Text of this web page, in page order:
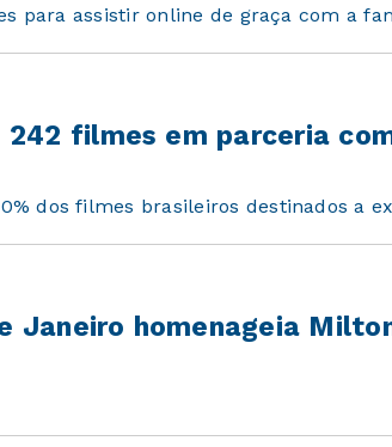
para assistir online de graça com a
242 filmes em parceria
dos filmes brasileiros destinados a
Janeiro homenageia